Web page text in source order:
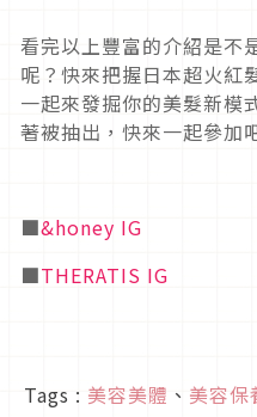
看完以上豐富的介紹是不
呢？快來把握日本超火紅
一起來發掘你的美髮新模
著被抽出，快來一起參加
■&honey IG
■THERATIS IG
Tags : 美容美體 、 美容保